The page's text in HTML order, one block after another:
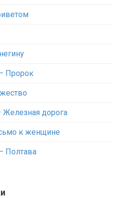
Пророк
дорога
к женщине
Полтава